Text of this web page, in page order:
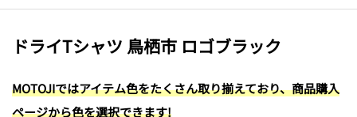
地元一覧
ドライTシャツ 鳥栖市 ロゴブラック
MOTOJIではアイテム色をたくさん取り揃えており、商品購入
ページから色を選択できます!